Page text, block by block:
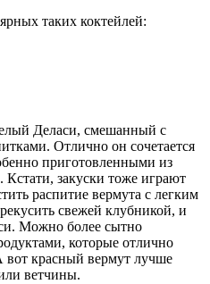
таких коктейлей:
Деласи, смешанный с
Отлично он сочетается
приготовленными из
Кстати, закуски тоже играют
распитие вермута с легким
свежей клубникой, и
Можно более сытно
которые отлично
вот красный вермут лучше
ветчины.